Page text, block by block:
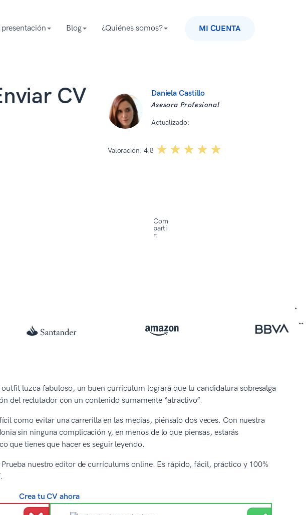
Blog ¿Quiénes somos? MI CUENTA
CV
Daniela Castillo
Asesora Profesional
Actualizado:
Valoración: 4.8 ☆☆☆☆☆
★★★★★
Com
parti
r:
luzca fabuloso, un buen currículum logrará que tu candidatura sobresalga
del reclutador con un contenido sumamente “atractivo”.
como evitar una carrerilla en las medias, piénsalo dos veces. Con nuestra
sin ninguna complicación y, en menos de lo que piensas, estarás
que tienes que hacer es seguir leyendo.
nuestro editor de currículums online. Es rápido, fácil, práctico y 100%
Crea tu CV ahora